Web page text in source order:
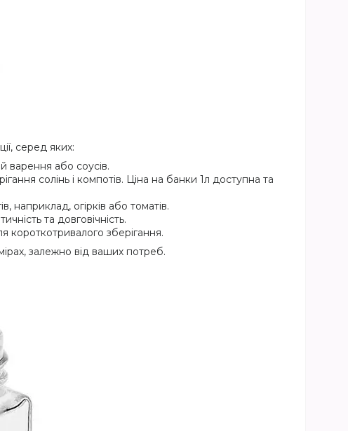
серед яких:
варення або соусів.
солінь і компотів. Ціна на банки 1л доступна та
наприклад, огірків або томатів.
та довговічність.
короткотривалого зберігання.
залежно від ваших потреб.